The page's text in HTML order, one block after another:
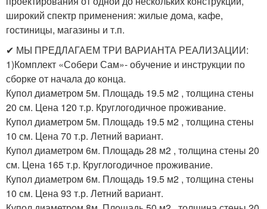
широкий спектр применения: жилые дома, кафе,
гостиницы, магазины и т.п.
✔ МЫ ПРЕДЛАГАЕМ ТРИ ВАРИАНТА РЕАЛИЗАЦИИ:
1)Комплект «Собери Сам»- обучение и инструкции по
сборке от начала до конца.
Купол диаметром 5м. Площадь 19.5 м2 , толщина стены
20 см. Цена 120 т.р. Круглогодичное проживание.
Купол диаметром 5м. Площадь 19.5 м2 , толщина стены
10 см. Цена 70 т.р. Летний вариант.
Купол диаметром 6м. Площадь 28 м2 , толщина стены 20
см. Цена 165 т.р. Круглогодичное проживание.
Купол диаметром 6м. Площадь 19.5 м2 , толщина стены
10 см. Цена 93 т.р. Летний вариант.